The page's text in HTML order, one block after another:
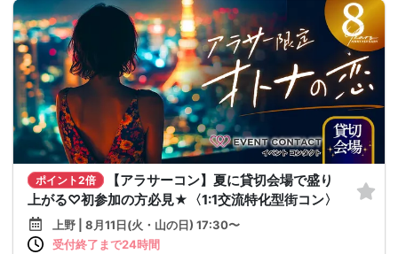
ポイント2倍
【アラサーコン】夏に貸切会場で盛り
上がる♡初参加の方必見★〈1:1交流特化型街コン〉
上野 | 8月11日(火・山の日) 17:30〜
受付終了まで24時間